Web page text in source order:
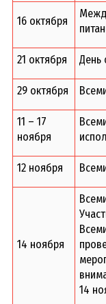
16 октября
21 октября День
29 октября
11 – 17
ноября
12 ноября
14 ноября
14